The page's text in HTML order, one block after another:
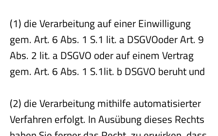
(1) die Verarbeitung auf einer Einwilligung
gem. Art. 6 Abs. 1 S.1 lit. a DSGVOoder Art. 9
Abs. 2 lit. a DSGVO oder auf einem Vertrag
gem. Art. 6 Abs. 1 S.1lit. b DSGVO beruht und
(2) die Verarbeitung mithilfe automatisierter
Verfahren erfolgt. In Ausübung dieses Rechts